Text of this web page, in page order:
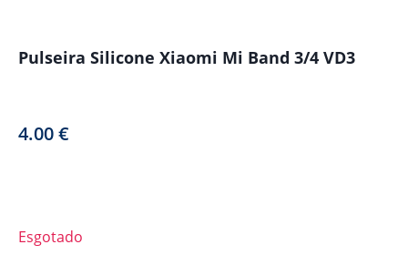
Pulseira Silicone Xiaomi Mi Band 3/4 VD3
4.00€
Esgotado